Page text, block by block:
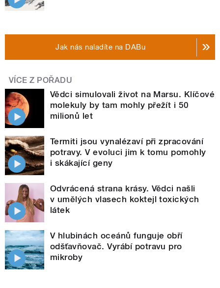
Jak nás naladíte na DABu
VÍCE Z POŘADU
Vědci simulovali život na Marsu. Klíčové
molekuly by tam mohly přežít i 50
milionů let
Termiti jsou vynalézaví při zpracování
potravy. V evoluci jim k tomu pomohly
i skákající geny
Odvrácená strana krásy. Vědci našli
v umělých vlasech koktejl toxických
látek
V hlubinách oceánů funguje obří
odšťavňovač. Vyrábí potravu pro
mikroby